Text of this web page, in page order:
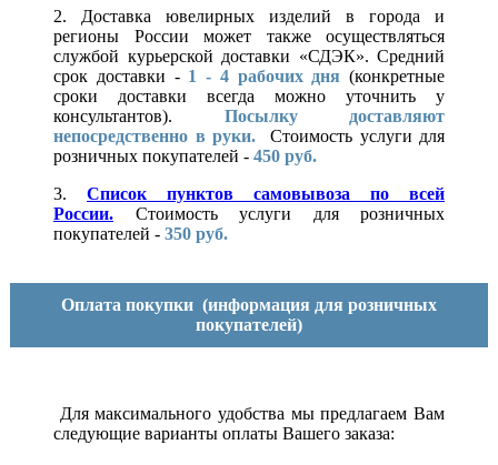
2. Доставка ювелирных изделий в города и
регионы России может также осуществляться
службой курьерской доставки «СДЭК». Средний
срок доставки - 1 - 4 рабочих дня (конкретные
сроки доставки всегда можно уточнить у
консультантов). Посылку доставляют
непосредственно в руки.
Стоимость услуги для
розничных покупателей - 450 руб.
3. Список пунктов самовывоза по всей
России.
Стоимость услуги для розничных
покупателей - 350 руб.
Оплата покупки (информация для розничных
покупателей)
Для максимального удобства мы предлагаем Вам
следующие варианты оплаты Вашего заказа: